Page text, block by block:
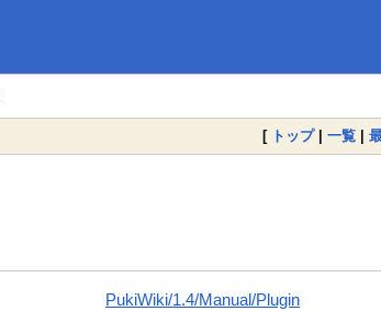
[ トップ| 一覧 |
PukiWiki/1.4/Manual/Plugin